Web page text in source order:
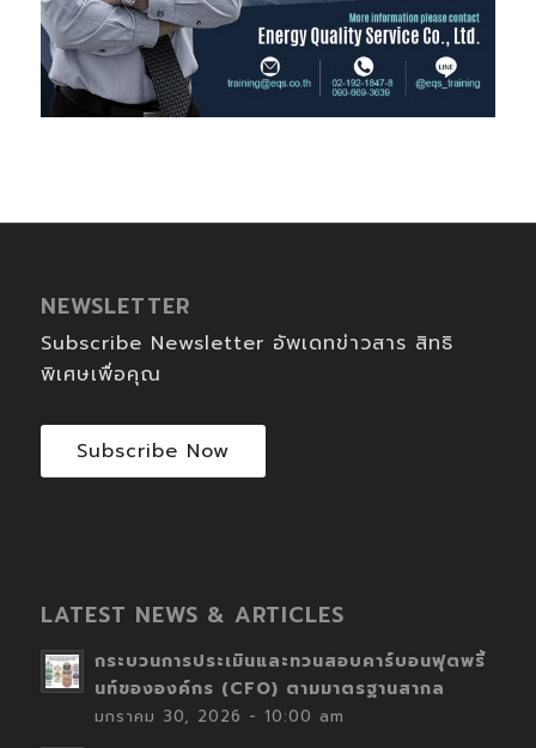
NEWSLETTER
Subscribe Newsletter อัพเดทข่าวสาร สิทธิ
พิเศษเพื่อคุณ
Subscribe Now
LATEST NEWS & ARTICLES
กระบวนการประเมินและทวนสอบคาร์บอนฟุตพริ้
นท์ขององค์กร (CFO) ตามมาตรฐานสากล
มกราคม 30, 2026 - 10:00 am